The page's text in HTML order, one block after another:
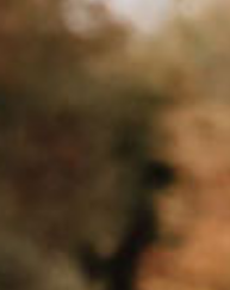
unseren